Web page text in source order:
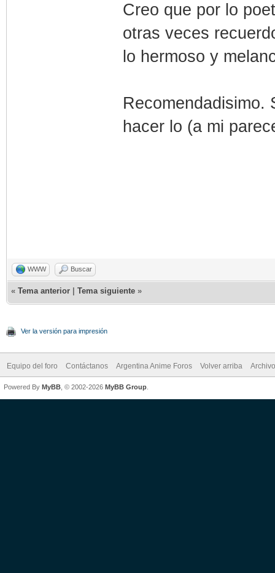
Creo que por lo
otras veces
lo hermoso y
Recomendadisimo.
hacer lo (a mi
WWW Buscar
« Tema anterior Tema siguiente »
Ver la versión para impresión
Equipo del foro Contáctanos Argentina Anime Foros Volver arriba
Powered By MyBB , © 2002-2026 MyBB Group